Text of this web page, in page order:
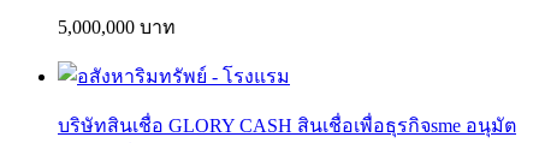
5,000,000 บาท
บริษัทสินเชื่อ GLORY CASH สินเชื่อเพื่อธุรกิจsme อนุมัต